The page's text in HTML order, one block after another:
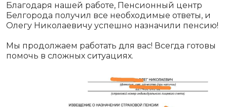
Благодаря нашей работе, Пенсионный центр
Белгорода получил все необходимые ответы, и
Олегу Николаевичу успешно назначили пенсию!
Мы продолжаем работать для вас! Всегда готовы
помочь в сложных ситуациях.